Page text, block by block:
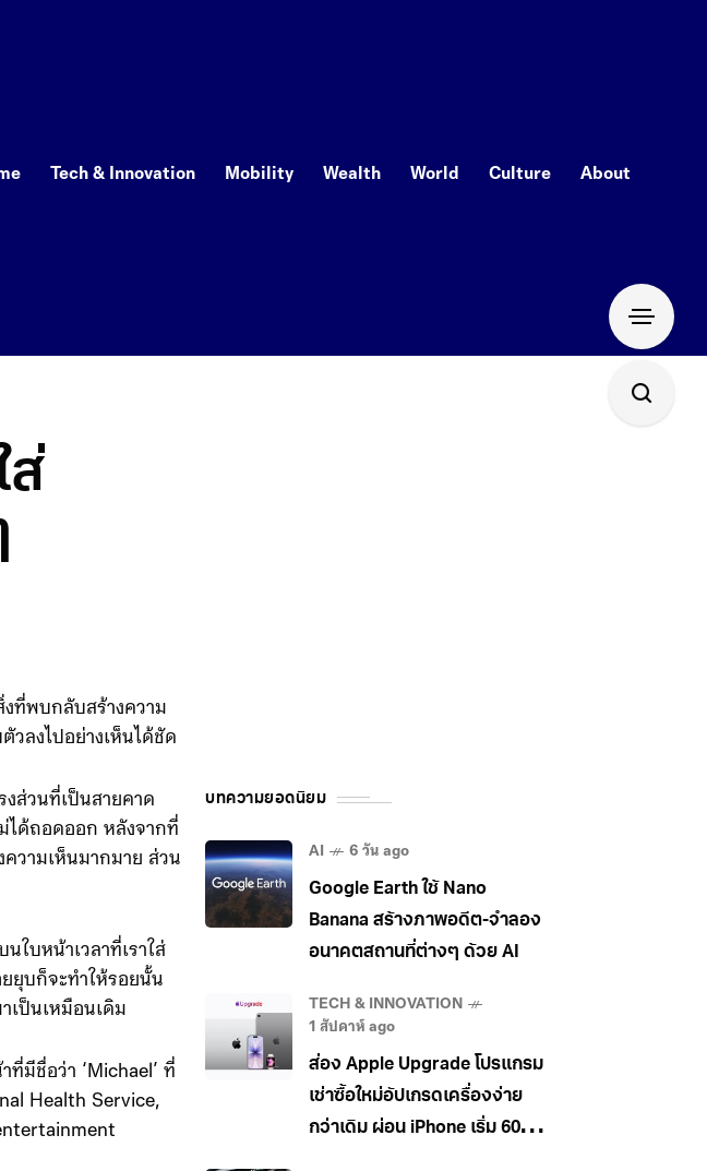
Tech & Innovation Mobility Wealth World Culture About
ส่
ที่พบกลับสร้างความ
วลงไปอย่างเห็นได้ชัด
งส่วนที่เป็นสายคาด
ได้ถอดออก หลังจากที่
วามเห็นมากมาย ส่วน
ใบหน้าเวลาที่เราใส่
ยุบก็จะทำให้รอยนั้น
เป็นเหมือนเดิม
มีชื่อว่า ‘Michael’ ที่
Health Service,
บทความยอดนิยม
AI 6 วัน ago
Google Earth ใช้ Nano
Banana สร้างภาพอดีต-จำลอง
อนาคตสถานที่ต่างๆ ด้วย AI
TECH & INNOVATION
1 สัปดาห์ ago
ส่อง Apple Upgrade โปรแกรม
เช่าซื้อใหม่อัปเกรดเครื่องง่าย
กว่าเดิม ผ่อน iPhone เริ่ม 600